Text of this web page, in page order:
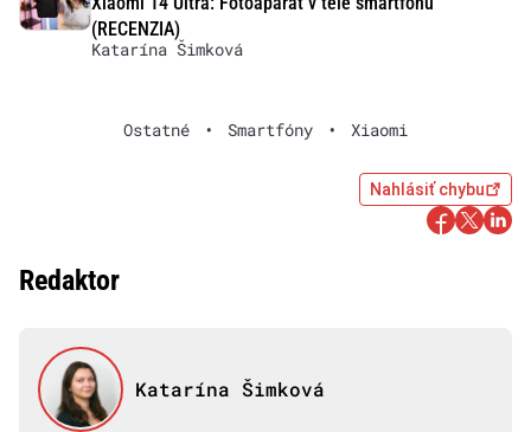
(RECENZIA)
Katarína Šimková
Ostatné • Smartfóny • Xiaomi
Nahlásiť chybu
Redaktor
Katarína Šimková